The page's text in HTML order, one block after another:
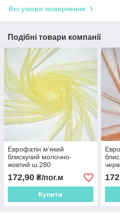
Всі умови повернення
Подібні товари компанії
Еврофатін м'який
блискучий молочно-
жовтий ш.280
172,90 ₴/пог.м
Купити